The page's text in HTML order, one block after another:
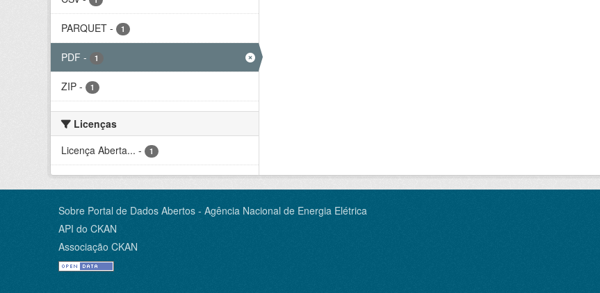
PARQUET - 1
PDF - 1
ZIP - 1
Licenças
Licença Aberta... - 1
Sobre Portal de Dados Abertos - Agência Nacional de Energia Elétrica
API do CKAN
Associação CKAN